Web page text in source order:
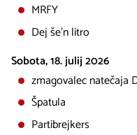
MRFY
Dej še’n litro
Sobota, 18. julij 2026
zmagovalec natečaja
Špatula
Partibrejkers